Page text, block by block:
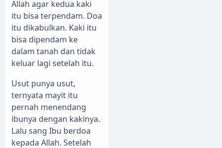
Allah agar kedua kaki
itu bisa terpendam. Doa
itu dikabulkan. Kaki itu
bisa dipendam ke
dalam tanah dan tidak
keluar lagi setelah itu.
Usut punya usut,
ternyata mayit itu
pernah menendang
ibunya dengan kakinya.
Lalu sang Ibu berdoa
kepada Allah. Setelah